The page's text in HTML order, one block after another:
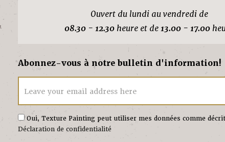
Ouvert du lundi au vendredi de
08.30 - 12.30 heure et de13.00 - 17.00
Abonnez-vous à notre bulletin d'information!
Leave your email address here
Oui, Texture Painting peut utiliser mes données comme
Déclaration de confidentialité